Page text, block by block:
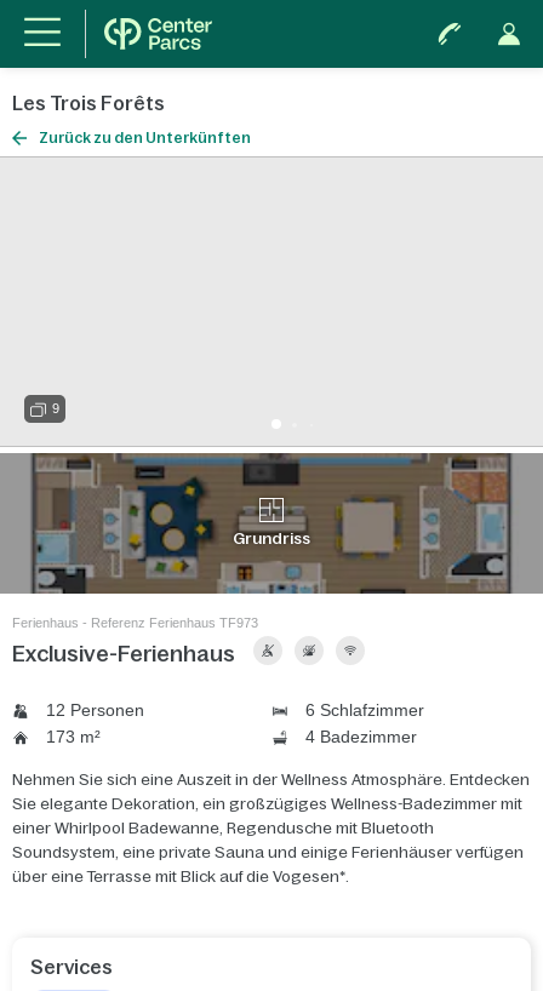
Les Trois Forêts
Zurück zu den Unterkünften
9
Grundriss
Ferienhaus - Referenz Ferienhaus TF973
Exclusive-Ferienhaus
12 Personen
6 Schlafzimmer
173 m²
4 Badezimmer
Nehmen Sie sich eine Auszeit in der Wellness Atmosphäre. Entdecken
Sie elegante Dekoration, ein großzügiges Wellness-Badezimmer mit
einer Whirlpool Badewanne, Regendusche mit Bluetooth
Soundsystem, eine private Sauna und einige Ferienhäuser verfügen
über eine Terrasse mit Blick auf die Vogesen*.
Services